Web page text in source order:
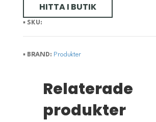
HITTA I BUTIK
▪️ SKU:
▪️ BRAND: Produkter
Relaterade
produkter